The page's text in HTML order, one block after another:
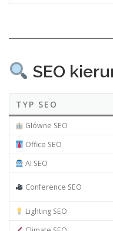
SEO
TYP SEO
Główne SEO
Office SEO
AI SEO
Conference SEO
Lighting SEO